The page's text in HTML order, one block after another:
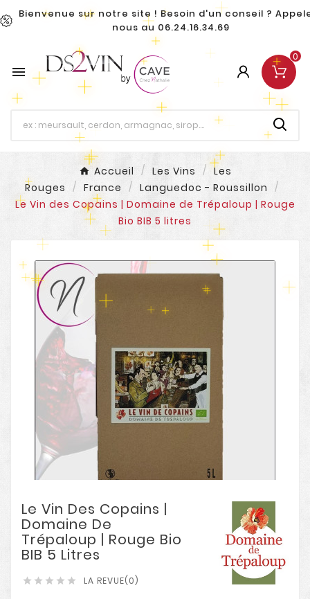
Bienvenue sur notre site ! Besoin d'un conseil ?
nous au 06.24.16.34.69

0
Accueil Les Vins
Les
Rouges
France
Languedoc - Roussillon
Le Vin des Copains | Domaine de Trépaloup | Rouge
Bio BIB 5 litres
Le Vin Des Copains |
Domaine De
Trépaloup | Rouge Bio
BIB 5 Litres
     LA REVUE(0)